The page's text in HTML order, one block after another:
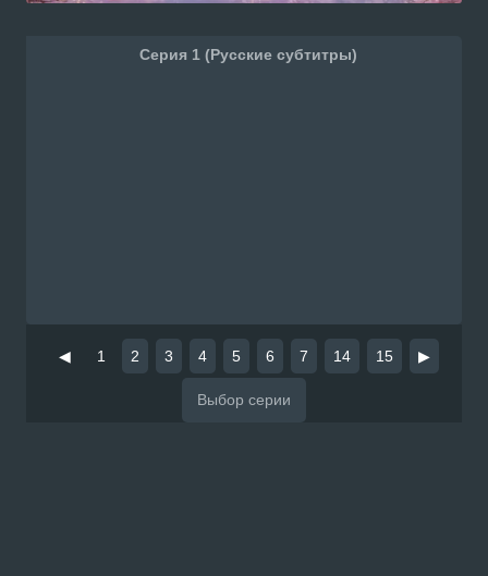
Серия 1 (Русские субтитры)
◀ 1 2 3 4 5 6 7 14 15 ▶